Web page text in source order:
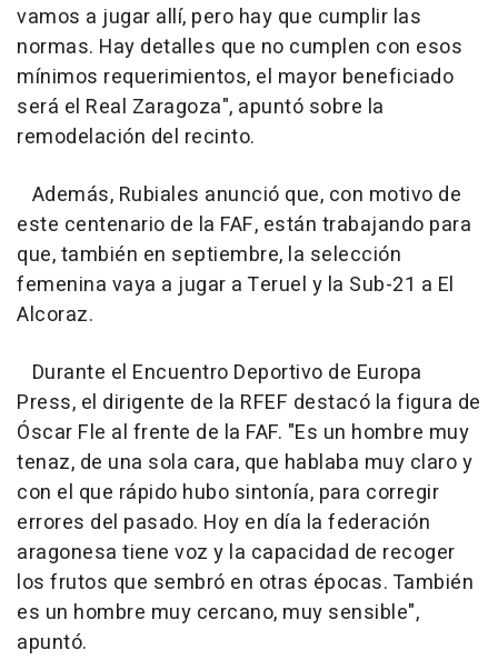
vamos a jugar allí, pero hay que cumplir las
normas. Hay detalles que no cumplen con esos
mínimos requerimientos, el mayor beneficiado
será el Real Zaragoza", apuntó sobre la
remodelación del recinto.
Además, Rubiales anunció que, con motivo de
este centenario de la FAF, están trabajando para
que, también en septiembre, la selección
femenina vaya a jugar a Teruel y la Sub-21 a El
Alcoraz.
Durante el Encuentro Deportivo de Europa
Press, el dirigente de la RFEF destacó la figura de
Óscar Fle al frente de la FAF. "Es un hombre muy
tenaz, de una sola cara, que hablaba muy claro y
con el que rápido hubo sintonía, para corregir
errores del pasado. Hoy en día la federación
aragonesa tiene voz y la capacidad de recoger
los frutos que sembró en otras épocas. También
es un hombre muy cercano, muy sensible",
apuntó.